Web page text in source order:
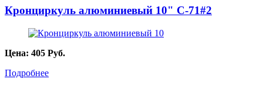
Кронциркуль алюминиевый 10" C-71#2
Цена: 405 Руб.
Подробнее